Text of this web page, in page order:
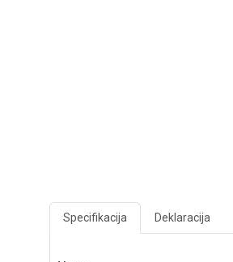
Specifikacija Deklaracija